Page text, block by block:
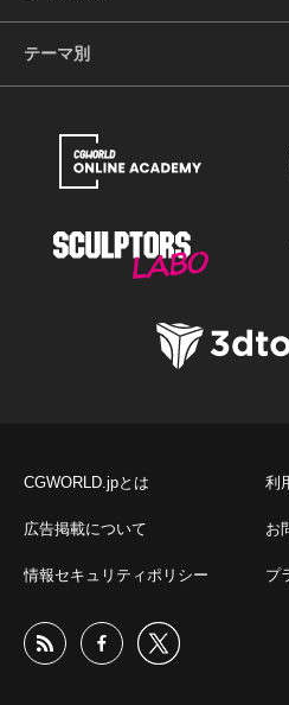
テーマ別
CGWORLD.jpとは 利
広告掲載について お
情報セキュリティポリシー プ